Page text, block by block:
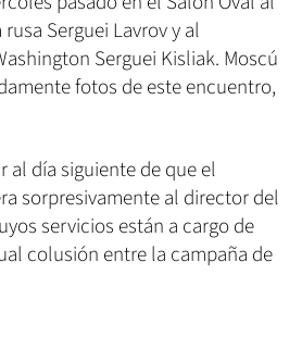
Serguei Lavrov y al
Serguei Kisliak. Moscú
fotos de este encuentro,
al día siguiente de que el
sorpresivamente al director del
servicios están a cargo de
colusión entre la campaña de